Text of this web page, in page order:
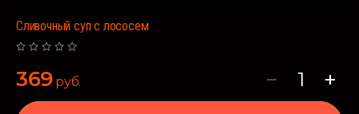
Сливочный суп с лососем
369руб.